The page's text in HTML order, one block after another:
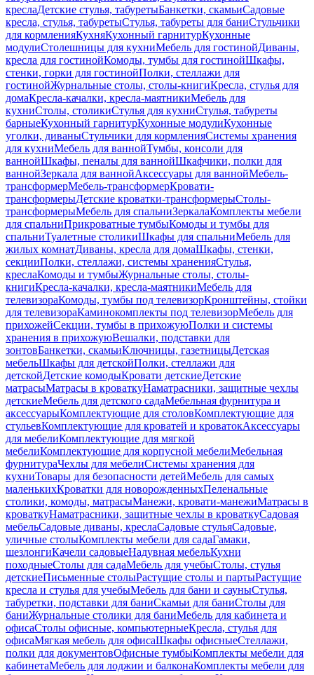
креслаДетские стулья, табуретыБанкетки, скамьиСадовые
кресла, стулья, табуретыСтулья, табуреты для баниСтульчики
для кормленияКухняКухонный гарнитурКухонные
модулиСтолешницы для кухниМебель для гостинойДиваны,
кресла для гостинойКомоды, тумбы для гостинойШкафы,
стенки, горки для гостинойПолки, стеллажи для
гостинойЖурнальные столы, столы-книгиКресла, стулья для
домаКресла-качалки, кресла-маятникиМебель для
кухниСтолы, столикиСтулья для кухниСтулья, табуреты
барныеКухонный гарнитурКухонные модулиКухонные
уголки, диваныСтульчики для кормленияСистемы хранения
для кухниМебель для ваннойТумбы, консоли для
ваннойШкафы, пеналы для ваннойШкафчики, полки для
ваннойЗеркала для ваннойАксессуары для ваннойМебель-
трансформерМебель-трансформерКровати-
трансформерыДетские кроватки-трансформерыСтолы-
трансформерыМебель для спальниЗеркалаКомплекты мебели
для спальниПрикроватные тумбыКомоды и тумбы для
спальниТуалетные столикиШкафы для спальниМебель для
жилых комнатДиваны, кресла для домаШкафы, стенки,
секцииПолки, стеллажи, системы храненияСтулья,
креслаКомоды и тумбыЖурнальные столы, столы-
книгиКресла-качалки, кресла-маятникиМебель для
телевизораКомоды, тумбы под телевизорКронштейны, стойки
для телевизораКаминокомплекты под телевизорМебель для
прихожейСекции, тумбы в прихожуюПолки и системы
хранения в прихожуюВешалки, подставки для
зонтовБанкетки, скамьиКлючницы, газетницыДетская
мебельШкафы для детскойПолки, стеллажи для
детскойДетские комодыКровати детскиеДетские
матрасыМатрасы в кроваткуНаматрасники, защитные чехлы
детскиеМебель для детского садаМебельная фурнитура и
аксессуарыКомплектующие для столовКомплектующие для
стульевКомплектующие для кроватей и кроватокАксессуары
для мебелиКомплектующие для мягкой
мебелиКомплектующие для корпусной мебелиМебельная
фурнитураЧехлы для мебелиСистемы хранения для
кухниТовары для безопасности детейМебель для самых
маленькихКроватки для новорожденныхПеленальные
столики, комоды, матрасыМанежи, кровати-манежиМатрасы в
кроваткуНаматрасники, защитные чехлы в кроваткуСадовая
мебельСадовые диваны, креслаСадовые стульяСадовые,
уличные столыКомплекты мебели для садаГамаки,
шезлонгиКачели садовыеНадувная мебельКухни
походныеСтолы для садаМебель для учебыСтолы, стулья
детскиеПисьменные столыРастущие столы и партыРастущие
кресла и стулья для учебыМебель для бани и сауныСтулья,
табуретки, подставки для баниСкамьи для баниСтолы для
баниЖурнальные столики для баниМебель для кабинета и
офисаСтолы офисные, компьютерныеКресла, стулья для
офисаМягкая мебель для офисаШкафы офисныеСтеллажи,
полки для документовОфисные тумбыКомплекты мебели для
кабинетаМебель для лоджии и балконаКомплекты мебели для